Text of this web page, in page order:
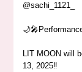
@sachi_1121_
LIT MOON will
13, 2025‼️